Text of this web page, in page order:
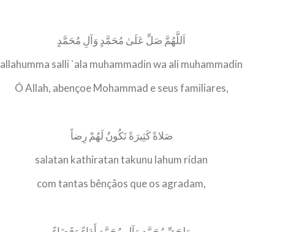
اَللَّهُمَّ صَلِّ عَلَىٰ مُحَمَّدٍ وَآلِ مُحَمَّدٍ
allahumma salli `ala muhammadin wa ali muhammadin
Ó Allah, abençoe Mohammad e seus familiares,
صَلاةً كَثِيرَةً تَكُونُ لَهُمْ رِضاً
salatan kathiratan takunu lahum ridan
com tantas bênçãos que os agradam,